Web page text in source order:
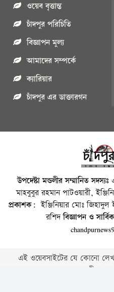
ওয়েব বৃত্তান্ত
চাঁদপুর পরিচিতি
বিজ্ঞাপন মুল্য
আমাদের সম্পর্কে
ক্যারিয়ার
চাঁদপুর এর ডাক্তারগন
উপদেষ্টা মন্ডলীর সম্মানিত সদস্যঃ
মাহবুবুর রহমান পাটওয়ারী,
প্রকাশক: ইঞ্জিনিয়ার মোঃ
রশিদবিজ্ঞাপন ও
এই ওয়েবসাইটের যে কোনো
স্বীকার